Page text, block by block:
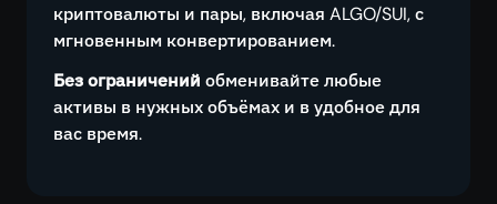
криптовалюты и пары, включая ALGO/SUI, с
мгновенным конвертированием.
Без ограничений обменивайте любые
активы в нужных объёмах и в удобное для
вас время.